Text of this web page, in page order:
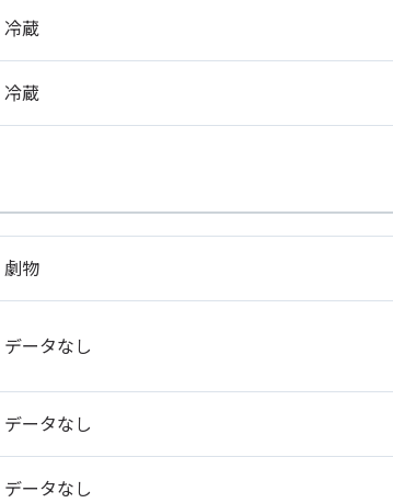
冷蔵
冷蔵
劇物
データなし
データなし
データなし